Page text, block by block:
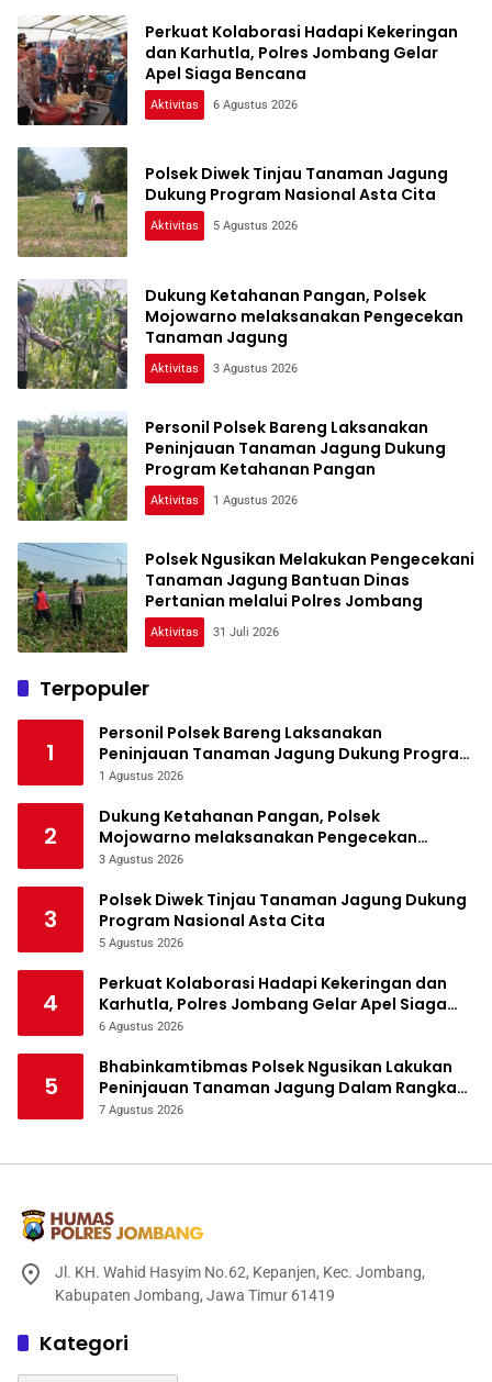
Perkuat Kolaborasi Hadapi Kekeringan
dan Karhutla, Polres Jombang Gelar
Apel Siaga Bencana
Aktivitas 6 Agustus 2026
Polsek Diwek Tinjau Tanaman Jagung
Dukung Program Nasional Asta Cita
Aktivitas 5 Agustus 2026
Dukung Ketahanan Pangan, Polsek
Mojowarno melaksanakan Pengecekan
Tanaman Jagung
Aktivitas 3 Agustus 2026
Personil Polsek Bareng Laksanakan
Peninjauan Tanaman Jagung Dukung
Program Ketahanan Pangan
Aktivitas 1 Agustus 2026
Polsek Ngusikan Melakukan Pengecekani
Tanaman Jagung Bantuan Dinas
Pertanian melalui Polres Jombang
Aktivitas 31 Juli 2026
Terpopuler
1
Personil Polsek Bareng Laksanakan
Peninjauan Tanaman Jagung Dukung Program
Ketahanan Pangan
1 Agustus 2026
2
Dukung Ketahanan Pangan, Polsek
Mojowarno melaksanakan Pengecekan
Tanaman Jagung
3 Agustus 2026
3
Polsek Diwek Tinjau Tanaman Jagung Dukung
Program Nasional Asta Cita
5 Agustus 2026
4
Perkuat Kolaborasi Hadapi Kekeringan dan
Karhutla, Polres Jombang Gelar Apel Siaga
Bencana
6 Agustus 2026
5
Bhabinkamtibmas Polsek Ngusikan Lakukan
Peninjauan Tanaman Jagung Dalam Rangka
Mendukung Ketahanan Pangan
7 Agustus 2026
Jl. KH. Wahid Hasyim No.62, Kepanjen, Kec. Jombang,
Kabupaten Jombang, Jawa Timur 61419
Kategori